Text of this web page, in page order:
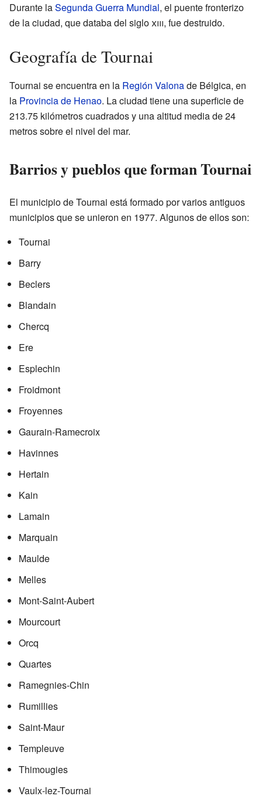
Durante laSegunda Guerra Mundial, el puente fronterizo
de la ciudad, que databa del sigloxiii, fue destruido.
Geografía de Tournai
Tournai se encuentra en la Región Valonade Bélgica, en
la Provincia de Henao. La ciudad tiene una superficie de
213.75 kilómetros cuadrados y una altitud media de 24
metros sobre el nivel del mar.
Barrios y pueblos que forman Tournai
El municipio de Tournai está formado por varios antiguos
municipios que se unieron en 1977. Algunos de ellos son:
Tournai
Barry
Beclers
Blandain
Chercq
Ere
Esplechin
Froidmont
Froyennes
Gaurain-Ramecroix
Havinnes
Hertain
Kain
Lamain
Marquain
Maulde
Melles
Mont-Saint-Aubert
Mourcourt
Orcq
Quartes
Ramegnies-Chin
Rumillies
Saint-Maur
Templeuve
Thimougies
Vaulx-lez-Tournai